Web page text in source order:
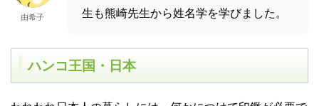
由希子
生も熊崎先生から姓名学を学びました。
ハンコ王国・日本